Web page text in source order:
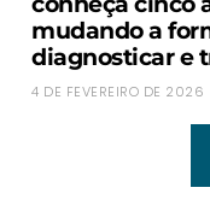
mudando a
diagnosticar e
4 DE FEVEREIRO DE 2026